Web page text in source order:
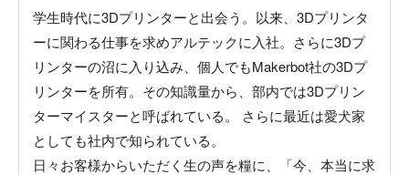
学生時代に3Dプリンターと出会う。以来、3Dプリンタ
ーに関わる仕事を求めアルテックに入社。さらに3Dプ
リンターの沼に入り込み、個人でもMakerbot社の3Dプ
リンターを所有。その知識量から、部内では3Dプリン
ターマイスターと呼ばれている。 さらに最近は愛犬家
としても社内で知られている。
日々お客様からいただく生の声を糧に、「今、本当に求